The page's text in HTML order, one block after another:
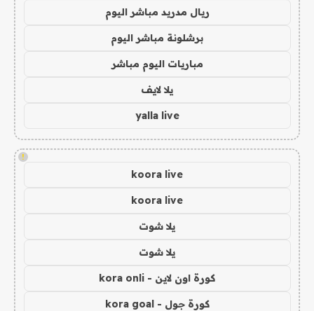
ريال مدريد مباشر اليوم
برشلونة مباشر اليوم
مباريات اليوم مباشر
يلا لايف
yalla live
!
koora live
koora live
يلا شوت
يلا شوت
كورة اون لاين - kora onli
كورة جول - kora goal